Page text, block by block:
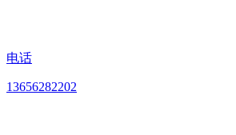
电话
13656282202